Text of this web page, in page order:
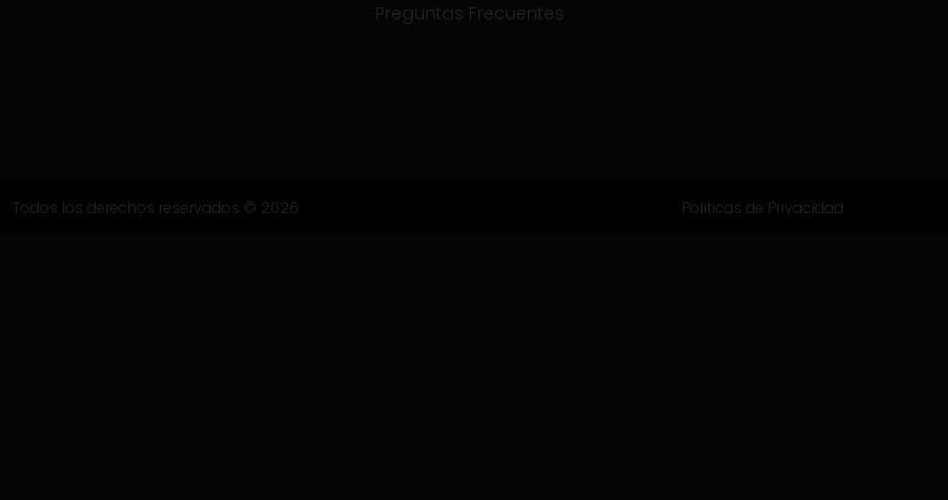
Preguntas Frecuentes
Todos los derechos reservados © 2026 Politicas de Privacidad